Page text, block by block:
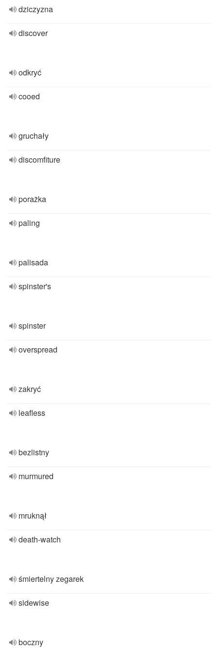
dziczyzna
discover
odkryć
cooed
gruchały
discomfiture
porażka
paling
palisada
spinster's
spinster
overspread
zakryć
leafless
bezlistny
murmured
mruknął
death-watch
śmiertelny zegarek
sidewise
boczny